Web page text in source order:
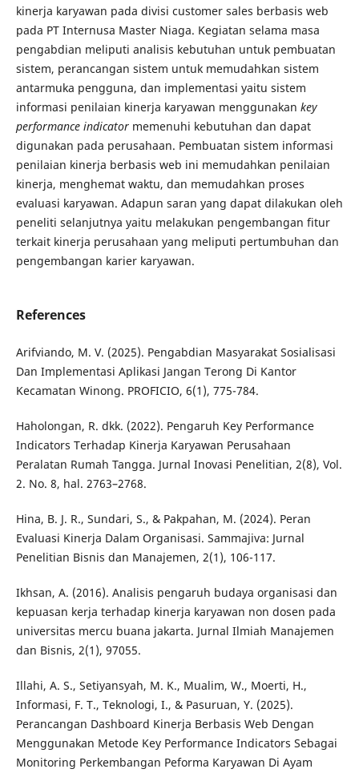
kinerja karyawan pada divisi customer sales berbasis web
pada PT Internusa Master Niaga. Kegiatan selama masa
pengabdian meliputi analisis kebutuhan untuk pembuatan
sistem, perancangan sistem untuk memudahkan sistem
antarmuka pengguna, dan implementasi yaitu sistem
informasi penilaian kinerja karyawan menggunakan key
performance indicatormemenuhi kebutuhan dan dapat
digunakan pada perusahaan. Pembuatan sistem informasi
penilaian kinerja berbasis web ini memudahkan penilaian
kinerja, menghemat waktu, dan memudahkan proses
evaluasi karyawan. Adapun saran yang dapat dilakukan oleh
peneliti selanjutnya yaitu melakukan pengembangan fitur
terkait kinerja perusahaan yang meliputi pertumbuhan dan
pengembangan karier karyawan.
References
Arifviando, M. V. (2025). Pengabdian Masyarakat Sosialisasi
Dan Implementasi Aplikasi Jangan Terong Di Kantor
Kecamatan Winong. PROFICIO, 6(1), 775-784.
Haholongan, R. dkk. (2022). Pengaruh Key Performance
Indicators Terhadap Kinerja Karyawan Perusahaan
Peralatan Rumah Tangga. Jurnal Inovasi Penelitian, 2(8), Vol.
2. No. 8, hal. 2763–2768.
Hina, B. J. R., Sundari, S., & Pakpahan, M. (2024). Peran
Evaluasi Kinerja Dalam Organisasi. Sammajiva: Jurnal
Penelitian Bisnis dan Manajemen, 2(1), 106-117.
Ikhsan, A. (2016). Analisis pengaruh budaya organisasi dan
kepuasan kerja terhadap kinerja karyawan non dosen pada
universitas mercu buana jakarta. Jurnal Ilmiah Manajemen
dan Bisnis, 2(1), 97055.
Illahi, A. S., Setiyansyah, M. K., Mualim, W., Moerti, H.,
Informasi, F. T., Teknologi, I., & Pasuruan, Y. (2025).
Perancangan Dashboard Kinerja Berbasis Web Dengan
Menggunakan Metode Key Performance Indicators Sebagai
Monitoring Perkembangan Peforma Karyawan Di Ayam